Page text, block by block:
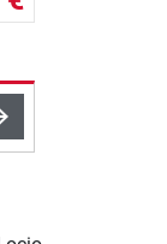
siguiente